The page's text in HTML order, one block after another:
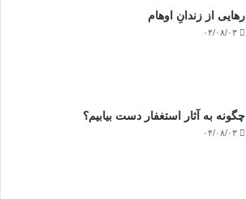
رهایی از زندانِ اوهام
۰۴/۰۸/۰۳
چگونه به آثار استغفار دست بیابیم؟
۰۴/۰۸/۰۳